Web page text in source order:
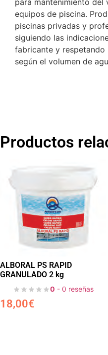
para mantenimiento del
equipos de piscina.
piscinas privadas y
siguiendo las
fabricante y respetando
según el volumen de
Productos
ALBORAL PS RAPID
GRANULADO 2 kg
0 - 0 reseñas
18,00€